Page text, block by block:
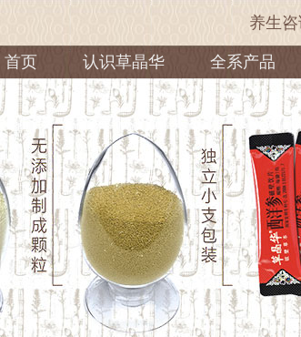
养生咨
首页 认识草晶华 全系产品